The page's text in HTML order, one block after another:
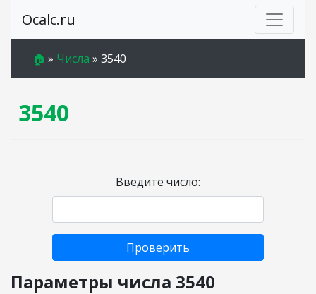
Ocalc.ru
🏠 » Числа » 3540
3540
Введите число:
Проверить
Параметры числа 3540